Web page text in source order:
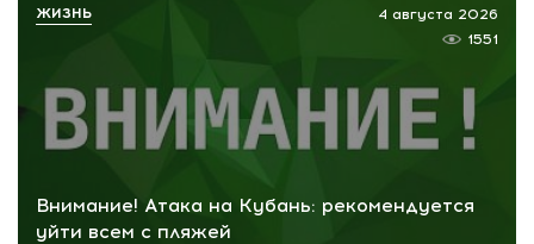
Внимание! Атака на Кубань: рекомендуется
уйти всем с пляжей
4 августа 2026
1551
ЖИЗНЬ